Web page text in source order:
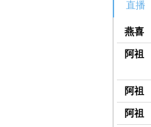
直播
燕喜
阿祖
阿祖
阿祖